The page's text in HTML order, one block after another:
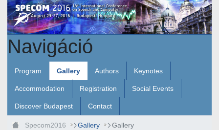
Ugrás a fő tartalomhoz
Navigáció
Program Gallery Authors Keynotes
Accommodation Registration Social Events
Discover Budapest Contact
Specom2016 Gallery Gallery